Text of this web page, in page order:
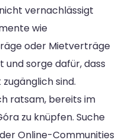
vernachlässigt
wie
oder Mietverträge
sorge dafür, dass
sind.
ratsam, bereits im
zu knüpfen. Suche
Online-Communities